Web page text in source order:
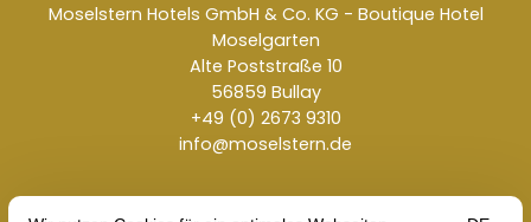
Moselstern Hotels GmbH & Co. KG - Boutique Hotel
Moselgarten
Alte Poststraße 10
56859 Bullay
+49 (0) 2673 9310
info@moselstern.de
Kontakt Jobs